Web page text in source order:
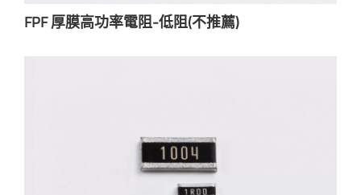
FPF 厚膜高功率電阻-低阻(不推薦)